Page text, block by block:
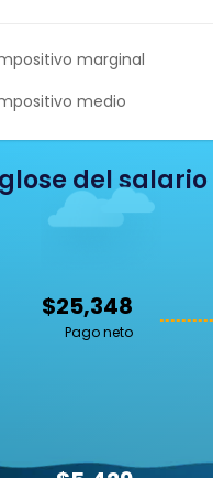
marginal
medio
del salario
$25,348
Pago neto